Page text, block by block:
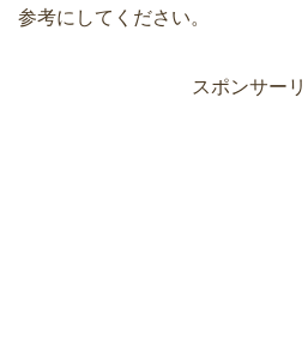
参考にしてください。
スポンサー